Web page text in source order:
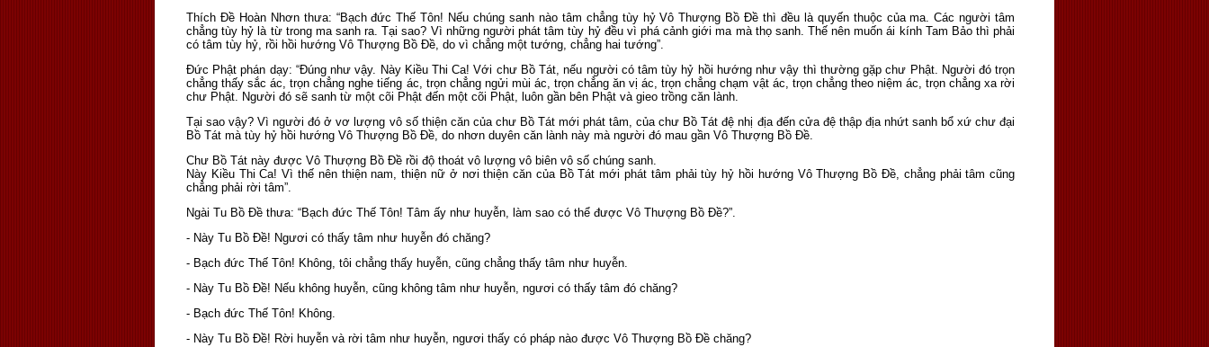
Thích Ðề Hoàn Nhơn thưa: “Bạch đức Thế Tôn! Nếu chúng sanh nào tâm chẳng tùy hỷ Vô Thượng Bồ Ðề thì đều là quyến thuộc của ma. Các người tâm
chẳng tùy hỷ là từ trong ma sanh ra. Tại sao? Vì những người phát tâm tùy hỷ đều vì phá cảnh giới ma mà thọ sanh. Thế nên muốn ái kính Tam Bảo thì phải
có tâm tùy hỷ, rồi hồi hướng Vô Thượng Bồ Ðề, do vì chẳng một tướng, chẳng hai tướng”.
Đức Phật phán dạy: “Ðúng như vậy. Này Kiều Thi Ca! Với chư Bồ Tát, nếu người có tâm tùy hỷ hồi hướng như vậy thì thường gặp chư Phật. Người đó trọn
chẳng thấy sắc ác, trọn chẳng nghe tiếng ác, trọn chẳng ngửi mùi ác, trọn chẳng ăn vị ác, trọn chẳng chạm vật ác, trọn chẳng theo niệm ác, trọn chẳng xa rời
chư Phật. Người đó sẽ sanh từ một cõi Phật đến một cõi Phật, luôn gần bên Phật và gieo trồng căn lành.
Tại sao vậy? Vì người đó ở vơ lượng vô số thiện căn của chư Bồ Tát mới phát tâm, của chư Bồ Tát đệ nhị địa đến cửa đệ thập địa nhứt sanh bổ xứ chư đại
Bồ Tát mà tùy hỷ hồi hướng Vô Thượng Bồ Ðề, do nhơn duyên căn lành này mà người đó mau gần Vô Thượng Bồ Ðề.
Chư Bồ Tát này được Vô Thượng Bồ Ðề rồi độ thoát vô lượng vô biên vô số chúng sanh.
Này Kiều Thi Ca! Vì thế nên thiện nam, thiện nữ ở nơi thiện căn của Bồ Tát mới phát tâm phải tùy hỷ hồi hướng Vô Thượng Bồ Ðề, chẳng phải tâm cũng
chẳng phải rời tâm”.
Ngài Tu Bồ Ðề thưa: “Bạch đức Thế Tôn! Tâm ấy như huyễn, làm sao có thể được Vô Thượng Bồ Ðề?”.
- Này Tu Bồ Ðề! Ngươi có thấy tâm như huyễn đó chăng?
- Bạch đức Thế Tôn! Không, tôi chẳng thấy huyễn, cũng chẳng thấy tâm như huyễn.
- Này Tu Bồ Ðề! Nếu không huyễn, cũng không tâm như huyễn, ngươi có thấy tâm đó chăng?
- Bạch đức Thế Tôn! Không.
- Này Tu Bồ Ðề! Rời huyễn và rời tâm như huyễn, ngươi thấy có pháp nào được Vô Thượng Bồ Ðề chăng?